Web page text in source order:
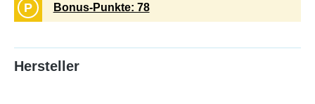
P Bonus-Punkte: 78
Hersteller